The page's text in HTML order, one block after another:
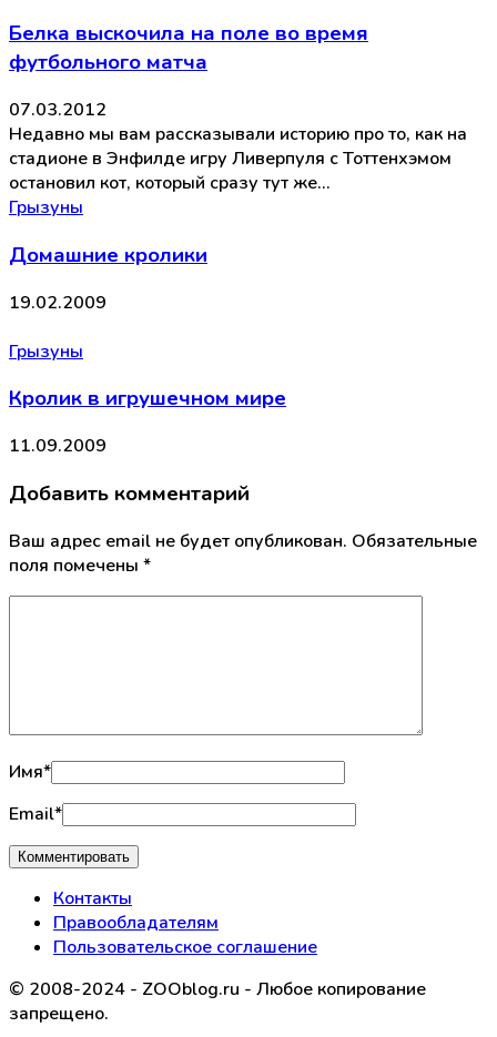
Белка выскочила на поле во время
футбольного матча
07.03.2012
Недавно мы вам рассказывали историю про то, как на
стадионе в Энфилде игру Ливерпуля с Тоттенхэмом
остановил кот, который сразу тут же…
Грызуны
Домашние кролики
19.02.2009
Грызуны
Кролик в игрушечном мире
11.09.2009
Добавить комментарий
Ваш адрес email не будет опубликован. Обязательные
поля помечены *
Имя*
Email*
Контакты
Правообладателям
Пользовательское соглашение
© 2008-2024 - ZOOblog.ru - Любое копирование
запрещено.